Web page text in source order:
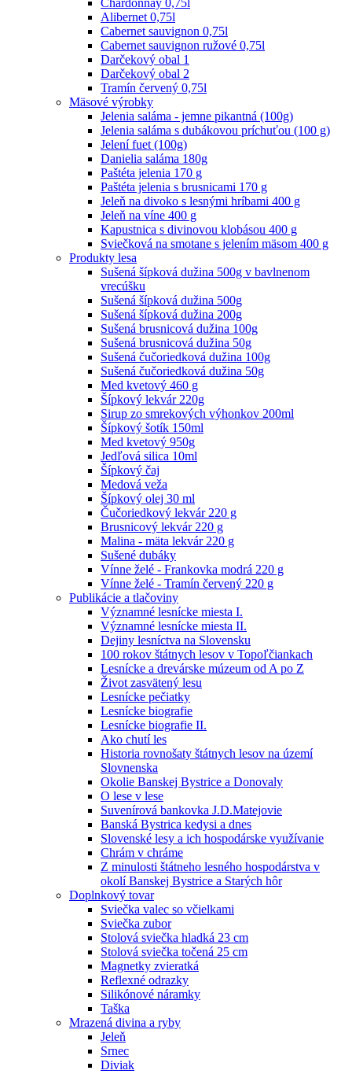
Alibernet 0,75l
Cabernet sauvignon 0,75l
Cabernet sauvignon ružové 0,75l
Darčekový obal 1
Darčekový obal 2
Tramín červený 0,75l
Mäsové výrobky
Jelenia saláma - jemne pikantná (100g)
Jelenia saláma s dubákovou príchuťou (100 g)
Jelení fuet (100g)
Danielia saláma 180g
Paštéta jelenia 170 g
Paštéta jelenia s brusnicami 170 g
Jeleň na divoko s lesnými hríbami 400 g
Jeleň na víne 400 g
Kapustnica s divinovou klobásou 400 g
Sviečková na smotane s jelením mäsom 400 g
Produkty lesa
Sušená šípková dužina 500g v bavlnenom
vrecúšku
Sušená šípková dužina 500g
Sušená šípková dužina 200g
Sušená brusnicová dužina 100g
Sušená brusnicová dužina 50g
Sušená čučoriedková dužina 100g
Sušená čučoriedková dužina 50g
Med kvetový 460 g
Šípkový lekvár 220g
Sirup zo smrekových výhonkov 200ml
Šípkový šotík 150ml
Med kvetový 950g
Jedľová silica 10ml
Šípkový čaj
Medová veža
Šípkový olej 30 ml
Čučoriedkový lekvár 220 g
Brusnicový lekvár 220 g
Malina - mäta lekvár 220 g
Sušené dubáky
Vínne želé - Frankovka modrá 220 g
Vínne želé - Tramín červený 220 g
Publikácie a tlačoviny
Významné lesnícke miesta I.
Významné lesnícke miesta II.
Dejiny lesníctva na Slovensku
100 rokov štátnych lesov v Topoľčiankach
Lesnícke a drevárske múzeum od A po Z
Život zasvätený lesu
Lesnícke pečiatky
Lesnícke biografie
Lesnícke biografie II.
Ako chutí les
Historia rovnošaty štátnych lesov na území
Slovnenska
Okolie Banskej Bystrice a Donovaly
O lese v lese
Suvenírová bankovka J.D.Matejovie
Banská Bystrica kedysi a dnes
Slovenské lesy a ich hospodárske využívanie
Chrám v chráme
Z minulosti štátneho lesného hospodárstva v
okolí Banskej Bystrice a Starých hôr
Doplnkový tovar
Sviečka valec so včielkami
Sviečka zubor
Stolová sviečka hladká 23 cm
Stolová sviečka točená 25 cm
Magnetky zvieratká
Reflexné odrazky
Silikónové náramky
Taška
Mrazená divina a ryby
Jeleň
Srnec
Diviak